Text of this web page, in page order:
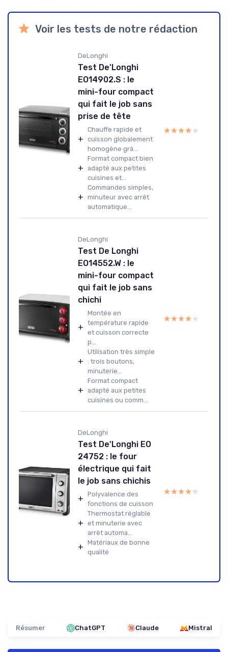
Voir les tests de notre rédaction
DeLonghi
Test De'Longhi
EO14902.S : le
mini-four compact
qui fait le job sans
prise de tête
+
Chauffe rapide et
cuisson globalement
homogène grâ...
+
Format compact bien
adapté aux petites
cuisines et...
+
Commandes simples,
minuteur avec arrêt
automatique...
★★★★★
★★★★★
DeLonghi
Test De Longhi
EO14552.W : le
mini-four compact
qui fait le job sans
chichi
+
Montée en
température rapide
et cuisson correcte
p...
+
Utilisation très simple
: trois boutons,
minuterie...
+
Format compact
adapté aux petites
cuisines ou comm...
★★★★★
★★★★★
DeLonghi
Test De'Longhi EO
24752 : le four
électrique qui fait
le job sans chichis
+ Polyvalence des
fonctions de cuisson
+
Thermostat réglable
et minuterie avec
arrêt automa...
+ Matériaux de bonne
qualité
★★★★★
★★★★★
Résumer ChatGPT Claude Mistral